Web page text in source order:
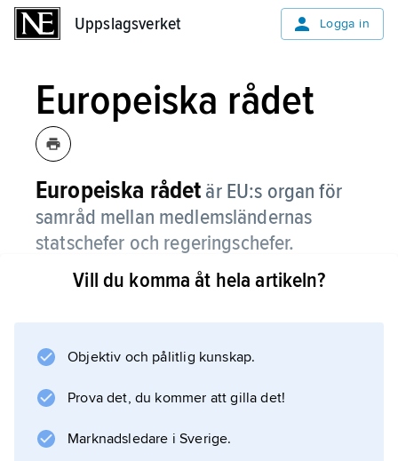
Uppslagsverket Logga in
Europeiska rådet
Europeiska rådet är EU:s organ för
samråd mellan medlemsländernas
statschefer och regeringschefer.
I rådet ingår även Europeiska rådets
för utrikesfrågor och säkerhetspolitik.
De europeiska stats- och regeringschefernas
råd
.
Vill du komma åt hela artikeln?
Objektiv och pålitlig kunskap.
Prova det, du kommer att gilla det!
Marknadsledare i Sverige.